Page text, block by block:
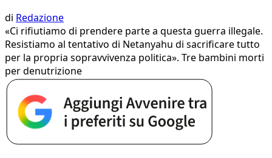
di Redazione
«Ci rifiutiamo di prendere parte a questa guerra illegale.
Resistiamo al tentativo di Netanyahu di sacrificare tutto
per la propria sopravvivenza politica». Tre bambini morti
per denutrizione